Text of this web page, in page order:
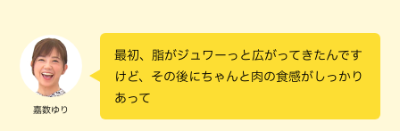
嘉数ゆり
最初、脂がジュワーっと広がってきたんです
けど、その後にちゃんと肉の食感がしっかり
あって